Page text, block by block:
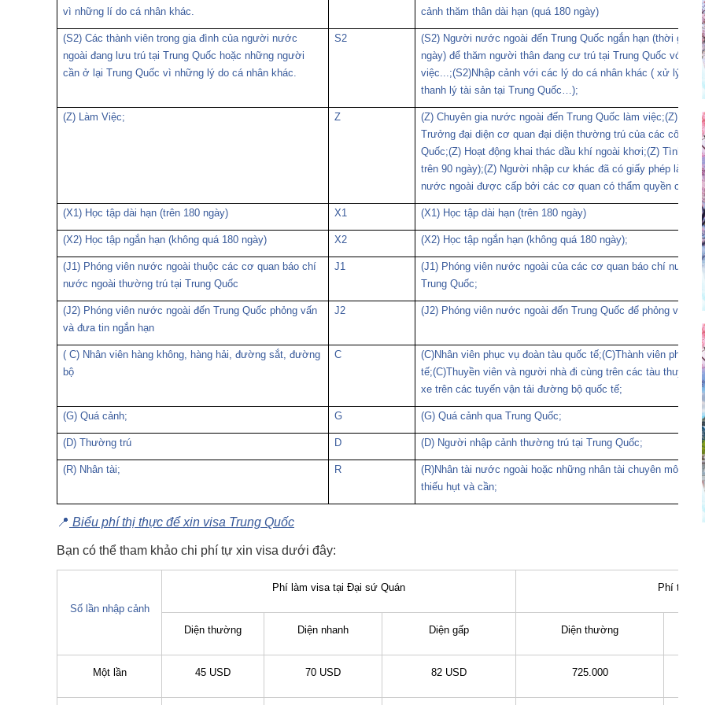
vì những lí do cá nhân khác.
cảnh thăm thân dài hạn (quá 180 ngày)
(S2) Các thành viên trong gia đình của người nước
ngoài đang lưu trú tại Trung Quốc hoặc những người
cần ở lại Trung Quốc vì những lý do cá nhân khác.
S2
(S2) Người nước ngoài đến Trung Quốc ngắn hạn (thời gian
ngày) để thăm người thân đang cư trú tại Trung Quốc với
việc...;(S2)Nhập cảnh với các lý do cá nhân khác ( xử lý tố
thanh lý tài sản tại Trung Quốc…);
(Z) Làm Việc; Z
(Z) Chuyên gia nước ngoài đến Trung Quốc làm việc;(Z)
Trưởng đại diện cơ quan đại diện thường trú của các công
Quốc;(Z) Hoạt động khai thác dầu khí ngoài khơi;(Z) Tình
trên 90 ngày);(Z) Người nhập cư khác đã có giấy phép làm
nước ngoài được cấp bởi các cơ quan có thẩm quyền của
(X1) Học tập dài hạn (trên 180 ngày) X1 (X1) Học tập dài hạn (trên 180 ngày)
(X2) Học tập ngắn hạn (không quá 180 ngày) X2 (X2) Học tập ngắn hạn (không quá 180 ngày);
(J1) Phóng viên nước ngoài thuộc các cơ quan báo chí
nước ngoài thường trú tại Trung Quốc
J1
(J1) Phóng viên nước ngoài của các cơ quan báo chí nước
Trung Quốc;
(J2) Phóng viên nước ngoài đến Trung Quốc phỏng vấn
và đưa tin ngắn hạn
J2 (J2) Phóng viên nước ngoài đến Trung Quốc để phỏng vấn
( C) Nhân viên hàng không, hàng hải, đường sắt, đường
bộ
C
(C)Nhân viên phục vụ đoàn tàu quốc tế;(C)Thành viên phi
tế;(C)Thuyền viên và người nhà đi cùng trên các tàu thuyền
xe trên các tuyến vận tải đường bộ quốc tế;
(G) Quá cảnh; G (G) Quá cảnh qua Trung Quốc;
(D) Thường trú D (D) Người nhập cảnh thường trú tại Trung Quốc;
(R) Nhân tài; R
(R)Nhân tài nước ngoài hoặc những nhân tài chuyên môn mà
thiếu hụt và cần;
📍 Biểu phí thị thực để xin visa Trung Quốc
Bạn có thể tham khảo chi phí tự xin visa dưới đây:
Số lần nhập cảnh
Phí làm visa tại Đại sứ Quán Phí trung
Diện thường Diện nhanh Diện gấp Diện thường
Một lần 45 USD 70 USD 82 USD 725.000